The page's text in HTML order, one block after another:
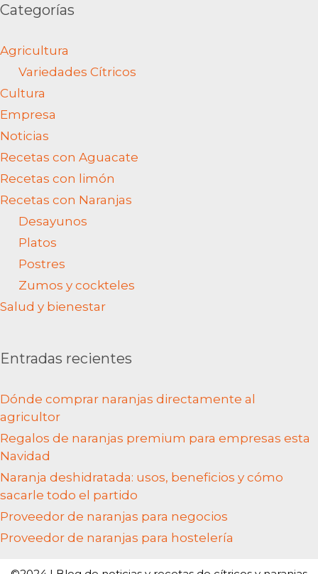
Categorías
Agricultura
Variedades Cítricos
Cultura
Empresa
Noticias
Recetas con Aguacate
Recetas con limón
Recetas con Naranjas
Desayunos
Platos
Postres
Zumos y cockteles
Salud y bienestar
Entradas recientes
Dónde comprar naranjas directamente al
agricultor
Regalos de naranjas premium para empresas esta
Navidad
Naranja deshidratada: usos, beneficios y cómo
sacarle todo el partido
Proveedor de naranjas para negocios
Proveedor de naranjas para hostelería